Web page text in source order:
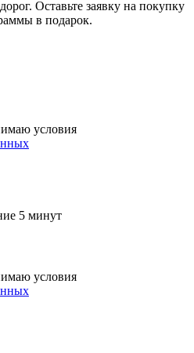
Оставьте заявку на покупку
в подарок.
условия
5 минут
условия